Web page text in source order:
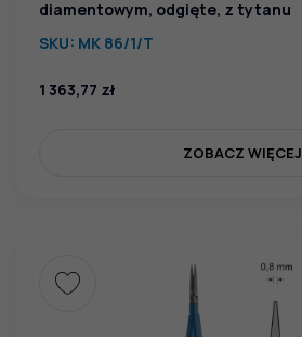
diamentowym, odgięte, z tytanu
SKU: MK 86/1/T
1 363,77 zł
ZOBACZ WIĘCEJ